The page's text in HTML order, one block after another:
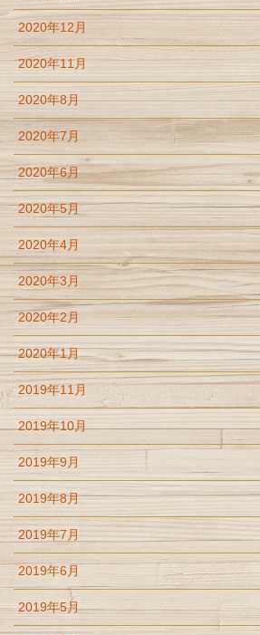
2020年12月
2020年11月
2020年8月
2020年7月
2020年6月
2020年5月
2020年4月
2020年3月
2020年2月
2020年1月
2019年11月
2019年10月
2019年9月
2019年8月
2019年7月
2019年6月
2019年5月